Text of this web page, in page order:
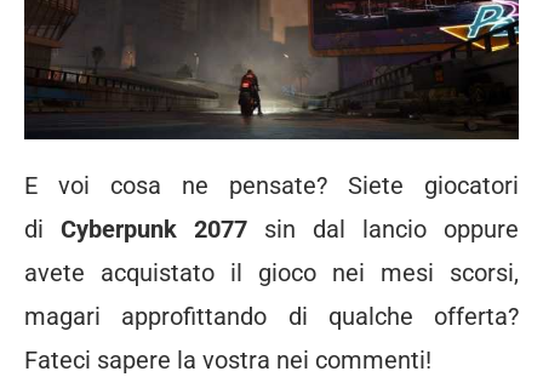
E voi cosa ne pensate? Siete giocatori
di Cyberpunk 2077 sin dal lancio oppure
avete acquistato il gioco nei mesi scorsi,
magari approfittando di qualche offerta?
Fateci sapere la vostra nei commenti!